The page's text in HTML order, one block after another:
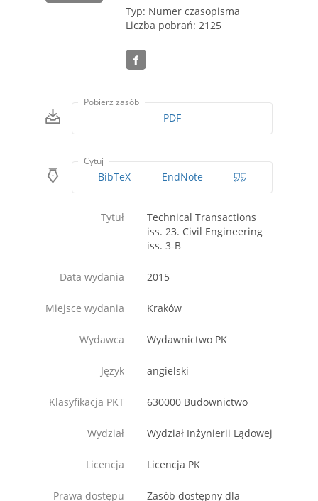
Typ: Numer czasopisma
Liczba pobrań: 2125
Pobierz zasób
PDF
Cytuj
BibTeX EndNote
Tytuł
Technical Transactions
iss. 23. Civil Engineering
iss. 3-B
Data wydania 2015
Miejsce wydania Kraków
Wydawca Wydawnictwo PK
Język angielski
Klasyfikacja PKT 630000 Budownictwo
Wydział Wydział Inżynierii Lądowej
Licencja Licencja PK
Prawa dostępu Zasób dostępny dla